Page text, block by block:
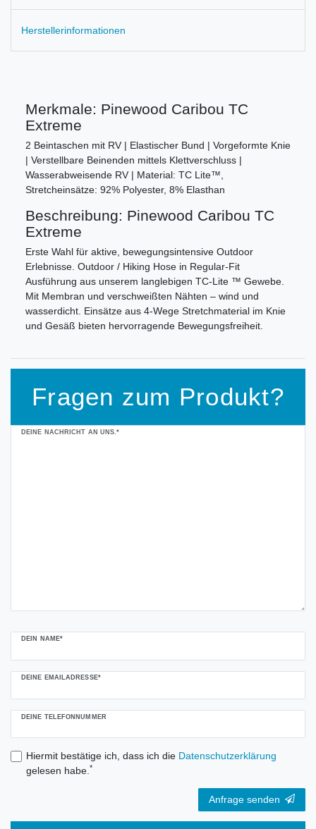
Herstellerinformationen
Merkmale: Pinewood Caribou TC
Extreme
2 Beintaschen mit RV | Elastischer Bund | Vorgeformte Knie
| Verstellbare Beinenden mittels Klettverschluss |
Wasserabweisende RV | Material: TC Lite™,
Stretcheinsätze: 92% Polyester, 8% Elasthan
Beschreibung: Pinewood Caribou TC
Extreme
Erste Wahl für aktive, bewegungsintensive Outdoor
Erlebnisse. Outdoor / Hiking Hose in Regular-Fit
Ausführung aus unserem langlebigen TC-Lite ™ Gewebe.
Mit Membran und verschweißten Nähten – wind und
wasserdicht. Einsätze aus 4-Wege Stretchmaterial im Knie
und Gesäß bieten hervorragende Bewegungsfreiheit.
Fragen zum Produkt?
DEINE NACHRICHT AN UNS.*
DEIN NAME*
DEINE EMAILADRESSE*
DEINE TELEFONNUMMER
Hiermit bestätige ich, dass ich die Daten­schutz­erklärung
gelesen habe.*
Ceres::Template.mailFormHoneypotLabel
Anfrage senden